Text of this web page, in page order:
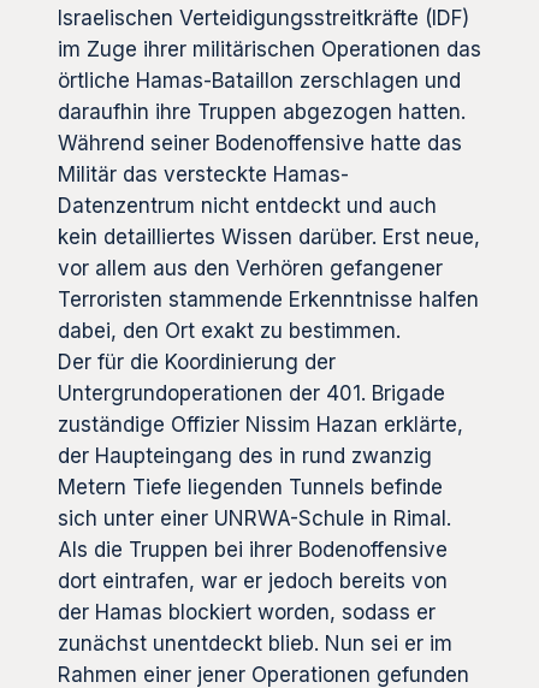
Israelischen Verteidigungsstreitkräfte (IDF)
im Zuge ihrer militärischen Operationen das
örtliche Hamas-Bataillon zerschlagen und
daraufhin ihre Truppen abgezogen hatten.
Während seiner Bodenoffensive hatte das
Militär das versteckte Hamas-
Datenzentrum nicht entdeckt und auch
kein detailliertes Wissen darüber. Erst neue,
vor allem aus den Verhören gefangener
Terroristen stammende Erkenntnisse halfen
dabei, den Ort exakt zu bestimmen.
Der für die Koordinierung der
Untergrundoperationen der 401. Brigade
zuständige Offizier Nissim Hazan erklärte,
der Haupteingang des in rund zwanzig
Metern Tiefe liegenden Tunnels befinde
sich unter einer UNRWA-Schule in Rimal.
Als die Truppen bei ihrer Bodenoffensive
dort eintrafen, war er jedoch bereits von
der Hamas blockiert worden, sodass er
zunächst unentdeckt blieb. Nun sei er im
Rahmen einer jener Operationen gefunden